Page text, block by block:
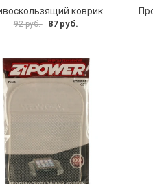
Противоскользящий коврик Вымпел КП-02 9204
92 руб. 87 руб.